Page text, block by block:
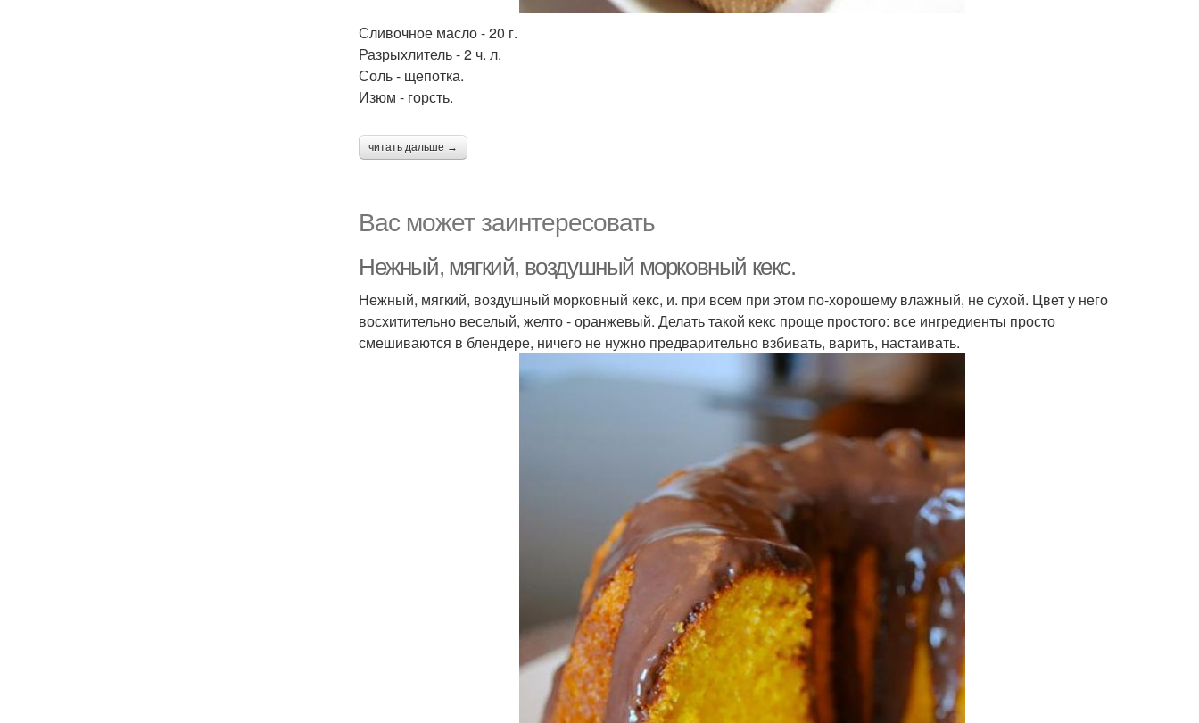
Сливочное масло - 20 г.
Разрыхлитель - 2 ч. л.
Соль - щепотка.
Изюм - горсть.
читать дальше →
Вас может заинтересовать
Нежный, мягкий, воздушный морковный кекс.
Нежный, мягкий, воздушный морковный кекс, и. при всем при этом по-хорошему влажный, не сухой. Цвет у него
восхитительно веселый, желто - оранжевый. Делать такой кекс проще простого: все ингредиенты просто
смешиваются в блендере, ничего не нужно предварительно взбивать, варить, настаивать.